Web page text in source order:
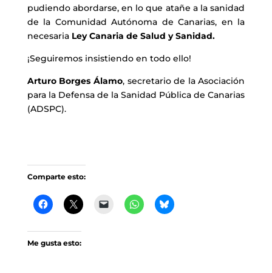
pudiendo abordarse, en lo que atañe a la sanidad
de la Comunidad Autónoma de Canarias, en la
necesaria Ley Canaria de Salud y Sanidad.
¡Seguiremos insistiendo en todo ello!
Arturo Borges Álamo, secretario de la Asociación
para la Defensa de la Sanidad Pública de Canarias
(ADSPC).
Comparte esto:
Me gusta esto: